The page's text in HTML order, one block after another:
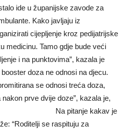
ide u županijske zavode za
Kako javljaju iz
cijepljenje kroz pedijatrijske
medicinu. Tamo gdje bude veći
i na punktovima”, kazala je
doza ne odnosi na djecu.
se odnosi treća doza,
prve dvije doze”, kazala je,
pitanje kakav je
“Roditelji se raspituju za